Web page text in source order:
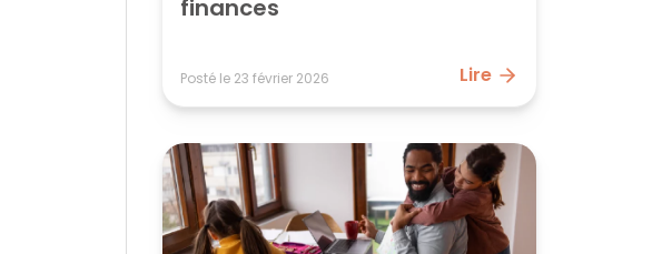
finances
Posté le 23 février 2026 Lire